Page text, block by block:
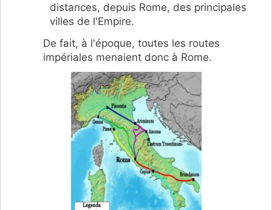
distances, depuis Rome, des principales
villes de l'Empire.
De fait, à l'époque, toutes les routes
impériales menaient donc à Rome.